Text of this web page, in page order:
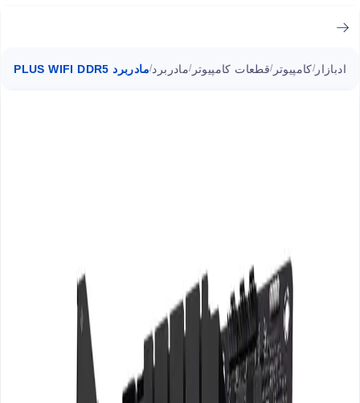
ادبازار /کامپیوتر /قطعات کامپیوتر /مادربرد/مادربرد TUF GAMING X670E-PLUS WIFI DDR5 ایسوس سوکت AM5